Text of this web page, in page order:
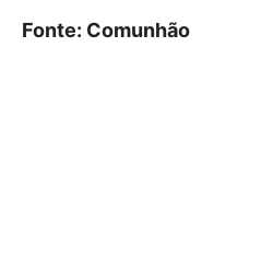
Fonte: Comunhão